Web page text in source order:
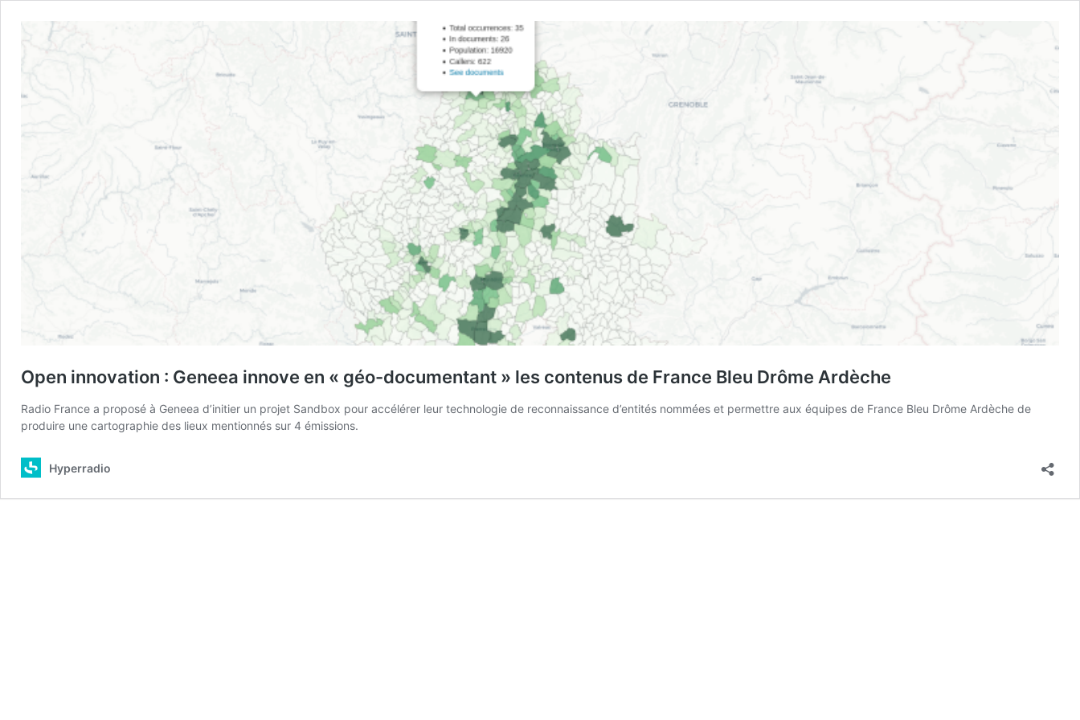
Open innovation : Geneea innove en « géo-documentant » les contenus de France Bleu Drôme Ardèche
Radio France a proposé à Geneea d’initier un projet Sandbox pour accélérer leur technologie de reconnaissance d’entités nommées et permettre aux équipes de France Bleu Drôme Ardèche de
produire une cartographie des lieux mentionnés sur 4 émissions.
Hyperradio